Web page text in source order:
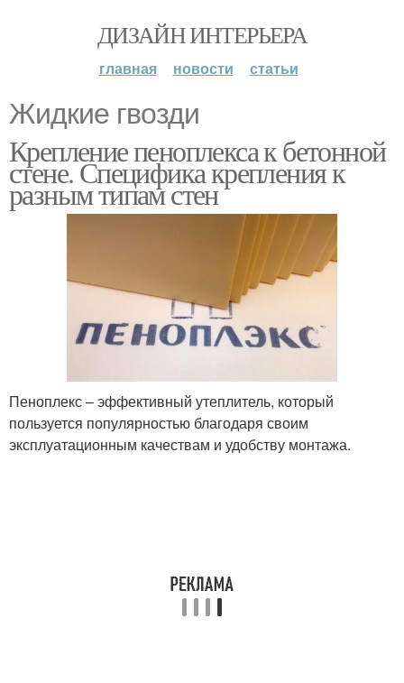
ДИЗАЙН ИНТЕРЬЕРА
главная новости статьи
Жидкие гвозди
Крепление пеноплекса к бетонной
стене. Специфика крепления к
разным типам стен
Пеноплекс – эффективный утеплитель, который
пользуется популярностью благодаря своим
эксплуатационным качествам и удобству монтажа.